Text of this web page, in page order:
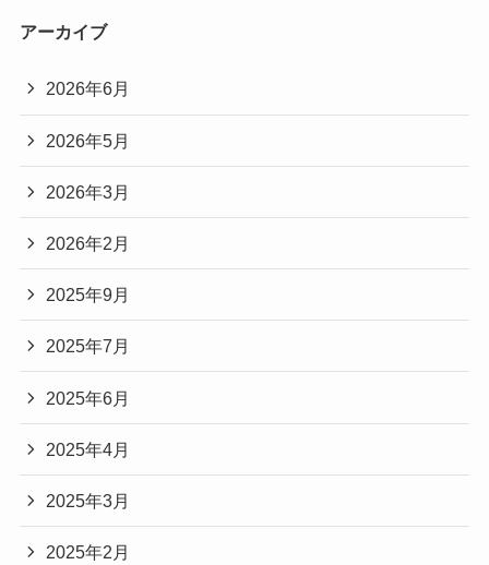
アーカイブ
2026年6月
2026年5月
2026年3月
2026年2月
2025年9月
2025年7月
2025年6月
2025年4月
2025年3月
2025年2月